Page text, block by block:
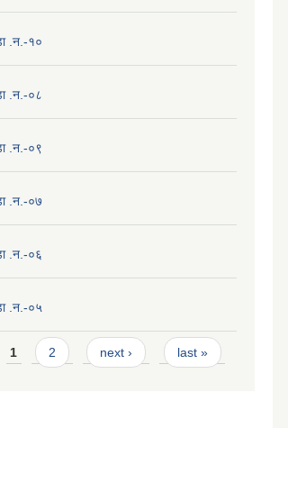
.न.-१०
.न.-०८
.न.-०९
.न.-०७
.न.-०६
.न.-०५
Pages
1 2 next › last »